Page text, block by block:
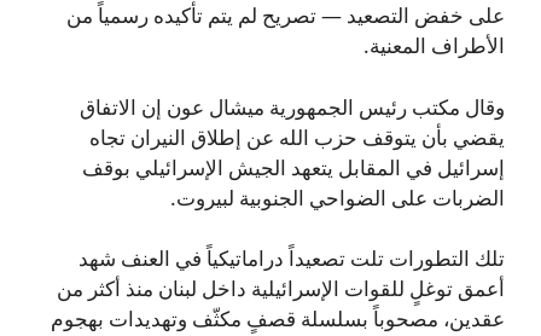
على خفض التصعيد — تصريح لم يتم تأكيده رسمياً من
الأطراف المعنية.
وقال مكتب رئيس الجمهورية ميشال عون إن الاتفاق
يقضي بأن يتوقف حزب الله عن إطلاق النيران تجاه
إسرائيل في المقابل يتعهد الجيش الإسرائيلي بوقف
الضربات على الضواحي الجنوبية لبيروت.
تلك التطورات تلت تصعيداً دراماتيكياً في العنف شهد
أعمق توغلٍ للقوات الإسرائيلية داخل لبنان منذ أكثر من
عقدين، مصحوباً بسلسلة قصفٍ مكثّف وتهديدات بهجوم